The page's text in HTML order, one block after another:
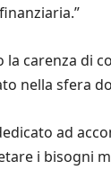
carenza di
nella sfera
ad
i bisogni